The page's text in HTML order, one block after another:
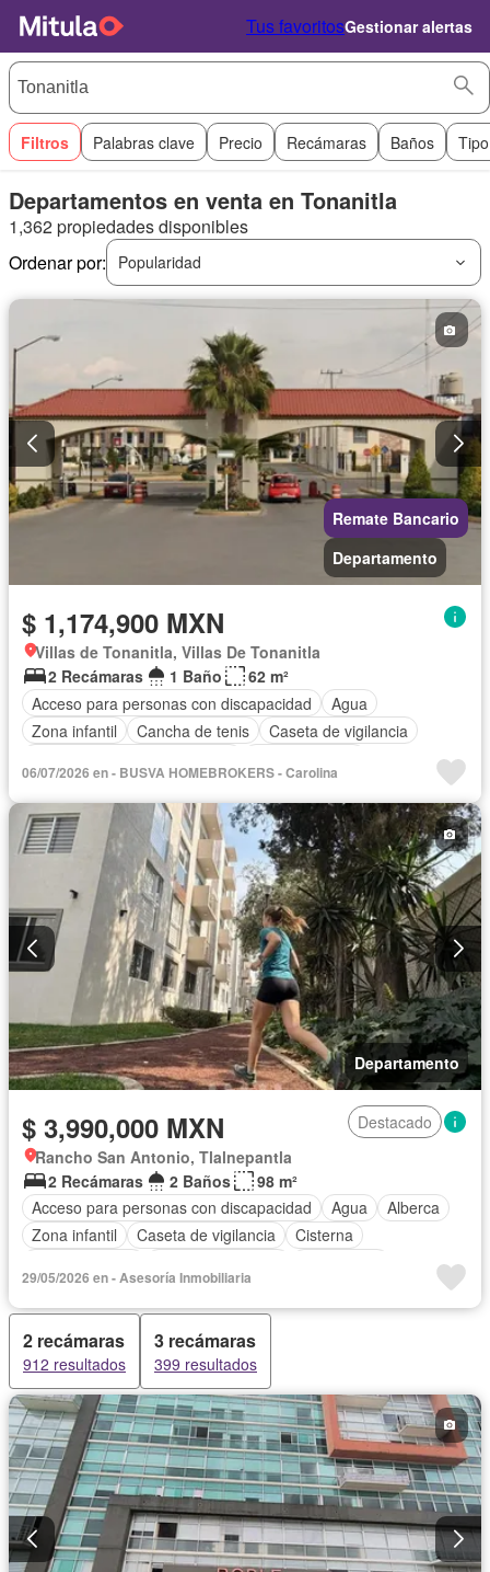
Tus favoritosGestionar alertas
Filtros Palabras clave Precio Recámaras Baños
Departamentos en venta en Tonanitla
1,362 propiedades disponibles
Ordenar por:
Popularidad
Remate Bancario
Departamento
$ 1,174,900 MXN
Villas de Tonanitla, Villas De Tonanitla
2 Recámaras
1 Baño
62 m²
Acceso para personas con discapacidad
Agua
Zona infantil
Cancha de tenis
Caseta de vigilancia
Cuarto de Limpieza
Cuarto de servicio
Electricidad
Estacionamiento
Gas natural
Internet
Recámara con closet
Seguridad
Televisión por cable
Vista panorámica
Wifi Zonas verdes Sin amueblar
06/07/2026 en - BUSVA HOMEBROKERS - Carolina
Departamento
$ 3,990,000 MXN
Destacado
Rancho San Antonio, Tlalnepantla
2 Recámaras
2 Baños
98 m²
Acceso para personas con discapacidad
Agua
Alberca
Zona infantil
Caseta de vigilancia
Cisterna
Elevador
Estacionamiento Gimnasio
29/05/2026 en - Asesoría Inmobiliaria
2 recámaras
912 resultados
3 recámaras
399 resultados